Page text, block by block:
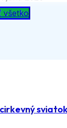
všetko